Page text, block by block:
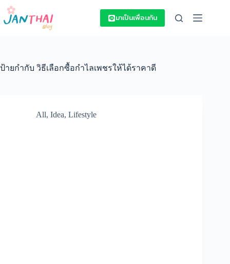
Skip
content
มาเป็นเพื่อนกัน
ป้ายกำกับ วิธีเลือกซื้อกำไลเพชรให้ได้ราคาดี
All, Idea, Lifestyle